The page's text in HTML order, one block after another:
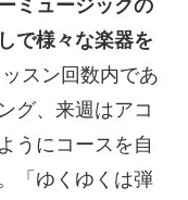
ミュージックの
で様々な楽器を
ッスン回数内であ
グ、来週はアコ
うにコースを自
「ゆくゆくは弾